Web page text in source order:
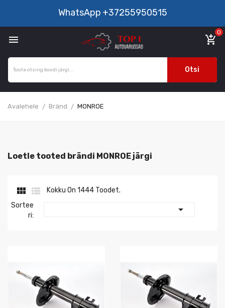
WhatsApp +37255950515
 add_shopping_cart
0
Otsi
Avalehele Bränd MONROE
Loetle tooted brändi MONROE järgi
 
Kokku On 1444 Toodet.
Sortee
Ri:
